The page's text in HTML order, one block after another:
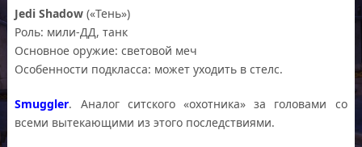
Jedi Shadow («Тень»)
Роль: мили-ДД, танк
Основное оружие: световой меч
Особенности подкласса: может уходить в стелс.
Smuggler. Аналог ситского «охотника» за головами со
всеми вытекающими из этого последствиями.